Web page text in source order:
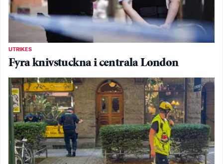
UTRIKES
Fyra knivstuckna i centrala London